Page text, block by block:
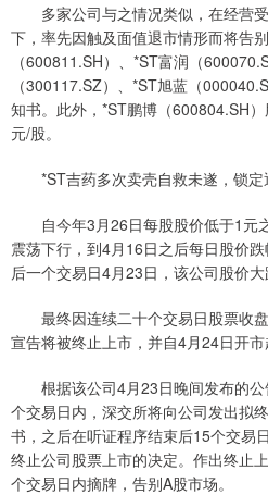
多家公司与之情况类似，在经营
下，率先因触及面值退市情形而将告
（600811.SH）、*ST富润（
（300117.SZ）、*ST旭蓝（
知书。此外，*ST鹏博（600804.SH
元/股。
*ST吉药多次卖壳自救未遂，锁定
自今年3月26日每股股价低于1元
震荡下行，到4月16日之后每日股价
后一个交易日4月23日，该公司股价大
最终因连续二十个交易日股票收
宣告将被终止上市，并自4月24日开市
根据该公司4月23日晚间发布的公
个交易日内，深交所将向公司发出拟
书，之后在听证程序结束后15个交易
终止公司股票上市的决定。作出终止
个交易日内摘牌，告别A股市场。